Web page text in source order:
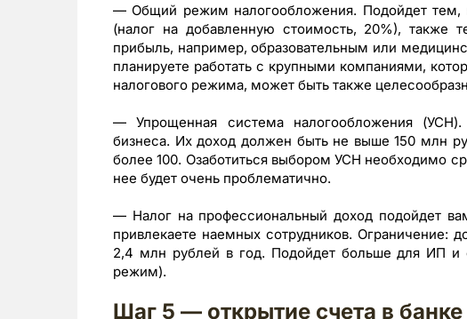
— Общий режим налогообложения. Подойдет тем,
(налог на добавленную стоимость, 20%), также
прибыль, например, образовательным или
планируете работать с крупными компаниями,
налогового режима, может быть также
— Упрощенная система налогообложения (УСН).
бизнеса. Их доход должен быть не выше 150 млн
более 100. Озаботиться выбором УСН необходимо
нее будет очень проблематично.
— Налог на профессиональный доход подойдет
привлекаете наемных сотрудников. Ограничение:
2,4 млн рублей в год. Подойдет больше для ИП и
режим).
Шаг 5 — открытие счета в банке